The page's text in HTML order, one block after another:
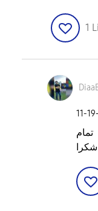
1
‎11-
تمام
شكرا